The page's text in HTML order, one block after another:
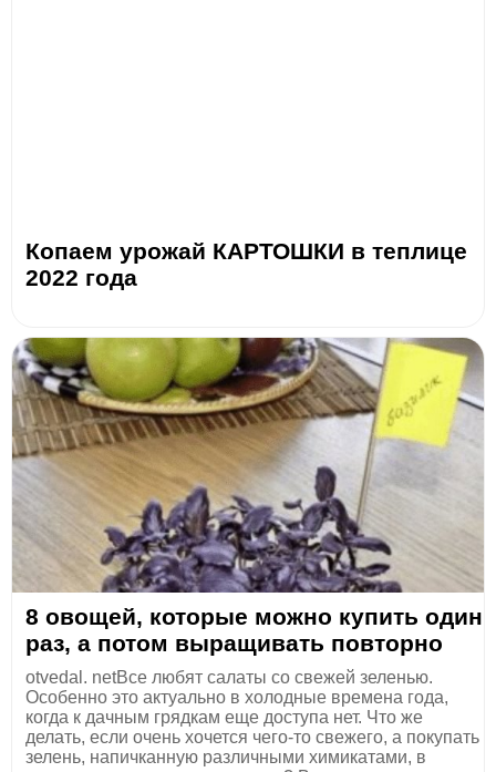
Копаем урожай КАРТОШКИ в теплице
2022 года
8 овощей, которые можно купить один
раз, а потом выращивать повторно
otvedal. netВсе любят салаты со свежей зеленью.
Особенно это актуально в холодные времена года,
когда к дачным грядкам еще доступа нет. Что же
делать, если очень хочется чего-то свежего, а покупать
зелень, напичканную различными химикатами, в